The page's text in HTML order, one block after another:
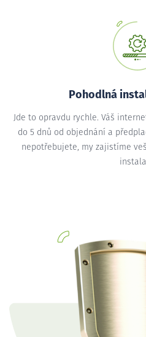
Pohodlná
Jde to opravdu rychle. Váš
do 5 dnů od objednání a
nepotřebujete, my zajistíme